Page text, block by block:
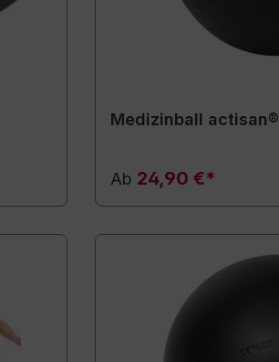
Medizinball actisan®
Ab 24,90 €*